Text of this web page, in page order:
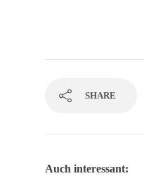
SHARE
Auch interessant: